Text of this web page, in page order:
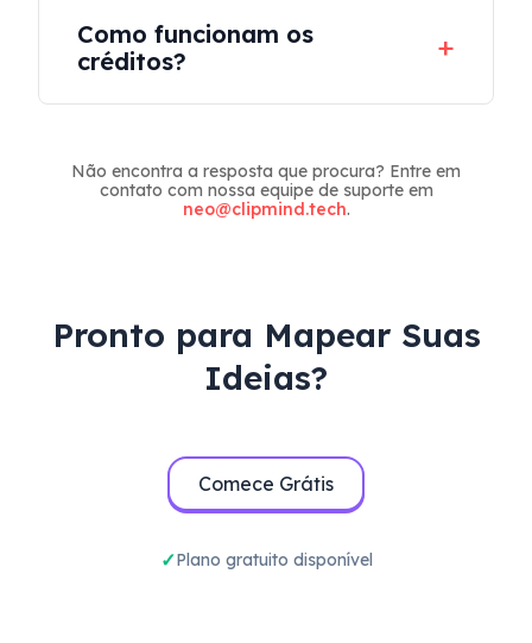
totalmente editável. Você pode refinar,
reorganizar ou expandi-lo a qualquer
Como funcionam os
créditos?
acompanhar o uso e atualizar a qualquer
momento com base em suas
Não encontra a resposta que procura? Entre em
contato com nossa equipe de suporte em
neo@clipmind.tech.
Pronto para Mapear Suas
Ideias?
Comece Grátis
Plano gratuito disponível